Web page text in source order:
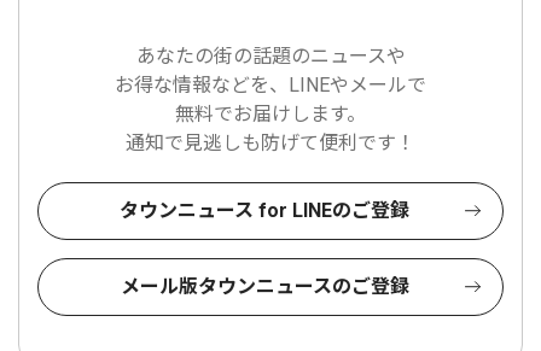
あなたの街の話題のニュースや
お得な情報などを、LINEやメールで
無料でお届けします。
通知で見逃しも防げて便利です！
タウンニュース for LINEのご登録
メール版タウンニュースのご登録